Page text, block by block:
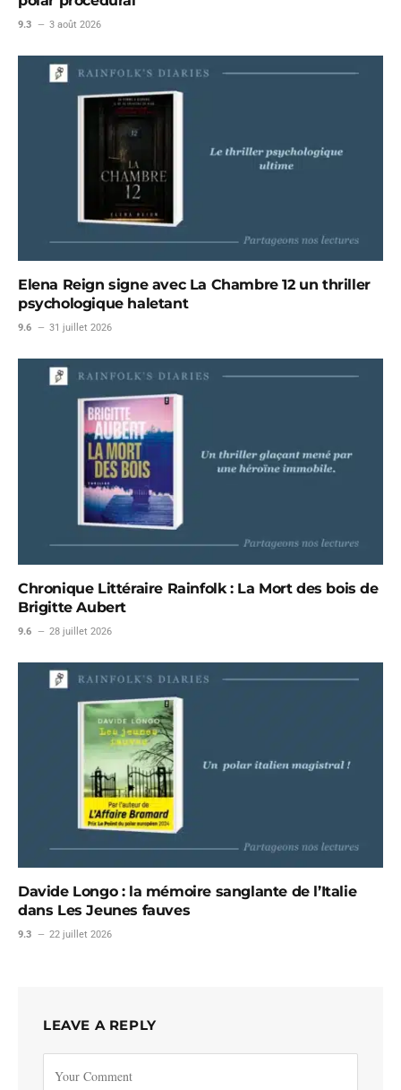
9.3 3 août 2026
Elena Reign signe avec La Chambre 12 un thriller
psychologique haletant
9.6 31 juillet 2026
Chronique Littéraire Rainfolk : La Mort des bois de
Brigitte Aubert
9.6 28 juillet 2026
Davide Longo : la mémoire sanglante de l’Italie
dans Les Jeunes fauves
9.3 22 juillet 2026
LEAVE A REPLY